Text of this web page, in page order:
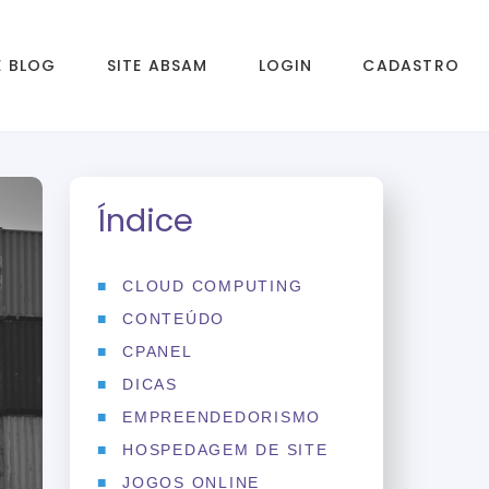
BLOG SITE ABSAM LOGIN CADASTRO
Índice
CLOUD COMPUTING
CONTEÚDO
CPANEL
DICAS
EMPREENDEDORISMO
HOSPEDAGEM DE SITE
JOGOS ONLINE